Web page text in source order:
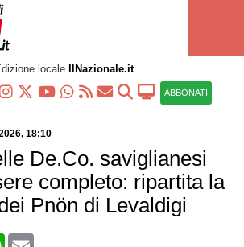
locale IlNazionale.it
ABBONATI
, 18:10
De.Co. saviglianesi
completo: ripartita la
Pnön di Levaldigi
WhatsApp
Email